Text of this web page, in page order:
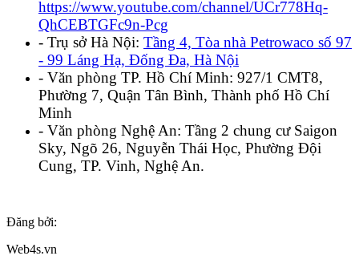
https://www.youtube.com/channel/UCr778Hq-
QhCEBTGFc9n-Pcg
- Trụ sở Hà Nội: Tầng 4, Tòa nhà Petrowaco số 97
- 99 Láng Hạ, Đống Đa, Hà Nội
- Văn phòng TP. Hồ Chí Minh: 927/1 CMT8,
Phường 7, Quận Tân Bình, Thành phố Hồ Chí
Minh
- Văn phòng Nghệ An: Tầng 2 chung cư Saigon
Sky, Ngõ 26, Nguyễn Thái Học, Phường Đội
Cung, TP. Vinh, Nghệ An.
Đăng bởi:
Web4s.vn